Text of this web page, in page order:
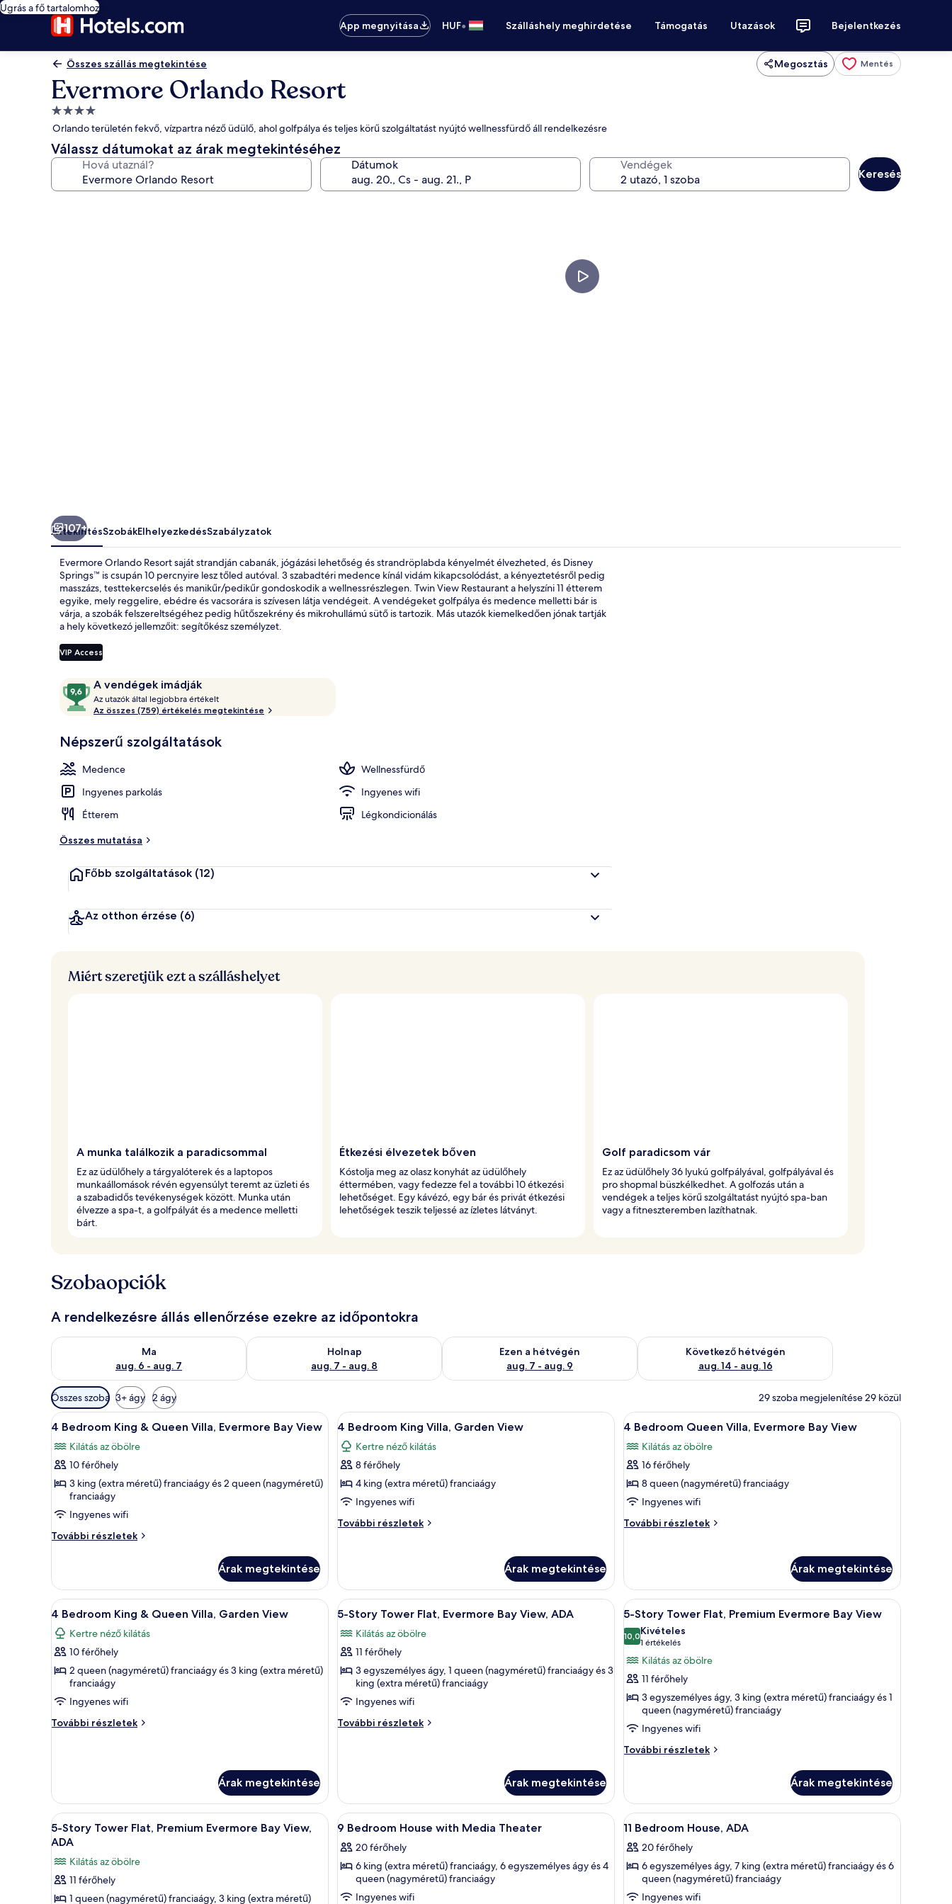
Ugrás a fő tartalomhoz
App megnyitása
HUF• Szálláshely meghirdetése Támogatás Utazások Bejelentkezés
Összes szállás megtekintése Megosztás Mentés
Evermore Orlando Resort
4.0
csillagos
szálláshely
Orlando területén fekvő, vízpartra néző üdülő, ahol golfpálya és teljes körű szolgáltatást nyújtó wellnessfürdő áll rendelkezésre
Válassz dátumokat az árak megtekintéséhez
Hová utaznál? Dátumok Vendégek
Keresés
11 étterem, ahol reggeli, ebéd és vacsora
107+
ÁttekintésSzobákElhelyezkedésSzabályzatok
Evermore Orlando Resort saját strandján cabanák, jógázási lehetőség és strandröplabda kényelmét élvezheted, és Disney
Springs™ is csupán 10 percnyire lesz tőled autóval. 3 szabadtéri medence kínál vidám kikapcsolódást, a kényeztetésről pedig
masszázs, testtekercselés és manikűr/pedikűr gondoskodik a wellnessrészlegen. Twin View Restaurant a helyszíni 11 étterem
egyike, mely reggelire, ebédre és vacsorára is szívesen látja vendégeit. A vendégeket golfpálya és medence melletti bár is
várja, a szobák felszereltségéhez pedig hűtőszekrény és mikrohullámú sütő is tartozik. Más utazók kiemelkedően jónak tartják
a hely következó jellemzőit: segítőkész személyzet.
VIP Access
ÉrtékelésekA vendégek imádják
9,6
ennyiből:
10,
vendégek
Az utazók által legjobbra értékelt
z
t
a
b
Az összes (759) értékelés megtekintése
Népszerű szolgáltatások
Medence
Wellnessfürdő
Ingyenes parkolás
Ingyenes wifi
Étterem
Légkondicionálás
Összes mutatása
Főbb szolgáltatások (12)
Az otthon érzése (6)
Miért szeretjük ezt a szálláshelyet
A munka találkozik a paradicsommal
Ez az üdülőhely a tárgyalóterek és a laptopos
munkaállomások révén egyensúlyt teremt az üzleti és
a szabadidős tevékenységek között. Munka után
élvezze a spa-t, a golfpályát és a medence melletti
bárt.
Étkezési élvezetek bőven
Kóstolja meg az olasz konyhát az üdülőhely
éttermében, vagy fedezze fel a további 10 étkezési
lehetőséget. Egy kávézó, egy bár és privát étkezési
lehetőségek teszik teljessé az ízletes látványt.
Golf paradicsom vár
Ez az üdülőhely 36 lyukú golfpályával, golfpályával és
pro shopmal büszkélkedhet. A golfozás után a
vendégek a teljes körű szolgáltatást nyújtó spa-ban
vagy a fitneszteremben lazíthatnak.
Szobaopciók
A rendelkezésre állás ellenőrzése ezekre az időpontokra
Ma
aug. 6 - aug. 7
A ma esti rendelkezésre állás ellenőrzése: aug. 6 - aug. 7
Holnap
aug. 7 - aug. 8
A holnapi rendelkezésre állás ellenőrzése: aug. 7 - aug. 8
Ezen a hétvégén
aug. 7 - aug. 9
A mostani hétvégi rendelkezésre állás ellenőrzése: aug. 7 - aug. 9
Következő hétvégén
aug. 14 - aug. 16
A következő hétvégi rendelkezésre állás ellenőrzése: aug. 14 -
Szobákhoz
rendelkezésre
álló
Összes szoba 3+ ágy 2 ágy 29 szoba megjelenítése 29 közül
A
következő
szoba
összes
képének
megtekintése:
4
Bedroom
Queen
Villa,
Evermore
Bay
View
Egy szállodai szoba két ágyjal, mennyezeti ventilátorral, a falon elhelyezett, keretezett műalkotásokkal és egy virágtartóban lévő növényekkel.
7
4 Bedroom King & Queen Villa, Evermore Bay View
Kilátás az öbölre
10 férőhely
3 king (extra méretű) franciaágy és 2 queen (nagyméretű)
franciaágy
Ingyenes wifi
További részletek
4
Queen
Villa,
Evermore
Bay
View
további
Árak megtekintése
A
következő
szoba
összes
képének
megtekintése:
4
Bedroom
Garden
View
Egy szállodai szoba, amelyben ágy, íróasztal és székek találhatók.
7
4 Bedroom King Villa, Garden View
Kertre néző kilátás
8 férőhely
4 king (extra méretű) franciaágy
Ingyenes wifi
További részletek
4
View
további
részletei
Árak megtekintése
A
következő
szoba
összes
képének
megtekintése:
4
Bedroom
Evermore
Bay
View
Egy szállodai szoba két ágyjal, mennyezeti
8
4 Bedroom Queen Villa, Evermore Bay View
Kilátás az öbölre
16 férőhely
8 queen (nagyméretű) franciaágy
Ingyenes wifi
További részletek
4
Bay
View
további
részletei
Árak megtekintése
A
következő
szoba
összes
képének
megtekintése:
4
Bedroom
Garden
View
Egy szállodai szoba, amelyben ágy, íróasztal és székek találhatók.
5
4 Bedroom King & Queen Villa, Garden View
Kertre néző kilátás
10 férőhely
2 queen (nagyméretű) franciaágy és 3 king (extra méretű)
franciaágy
Ingyenes wifi
További részletek
4
Garden
View
további
részletei
Árak megtekintése
A
következő
szoba
összes
képének
megtekintése:
5-
Story
View,
ADA
Egy modern fürőszoba üveg válaszfallal ellátott zuhanyzóval, fehér WC-vel és tükörrel rendelkező mosdóval.
4
5-Story Tower Flat, Evermore Bay View, ADA
Kilátás az öbölre
11 férőhely
3 egyszemélyes ágy, 1 queen (nagyméretű) franciaágy és 3
king (extra méretű) franciaágy
Ingyenes wifi
További részletek
5-
View,
ADA
további
Árak megtekintése
A
következő
szoba
összes
képének
megtekintése:
5-
Story
Tower
Flat,
Bay
View
Egy modern szállodai szoba, melyben egy
5
5-Story Tower Flat, Premium Evermore Bay View
10,010-ből 10,0
Kivételes
1 értékelés
(1
értékelés)
Kilátás az öbölre
11 férőhely
3 egyszemélyes ágy, 3 king (extra méretű) franciaágy és 1
queen (nagyméretű) franciaágy
Ingyenes wifi
További részletek
5-
Premium
Evermore
Bay
további
részletei
Árak megtekintése
A
következő
összes
képének
Egy modern szállodai szoba, melyben egy nagy ágy, fafejtámla, lámpákkal ellátott éjjeliszekrények, beépített polc és kilátás nyílik a fürdőszobára.
5
5-Story Tower Flat, Premium Evermore Bay View,
ADA
Kilátás az öbölre
11 férőhely
1 queen (nagyméretű) franciaágy, 3 king (extra méretű)
A
következő
szoba
összes
képének
Egy hálószoba baldachinos ággyal, két éjjeliszemmel, mennyezeti ventilátorral és beépített gardróbszobával.
6
9 Bedroom House with Media Theater
20 férőhely
6 king (extra méretű) franciaágy, 6 egyszemélyes ágy és 4
queen (nagyméretű) franciaágy
Ingyenes wifi
A
következő
szoba
összes
képének
Egy szállodai szoba két ággyal, mennyezeti
8
11 Bedroom House, ADA
20 férőhely
6 egyszemélyes ágy, 7 king (extra méretű) franciaágy és 6
queen (nagyméretű) franciaágy
Ingyenes wifi